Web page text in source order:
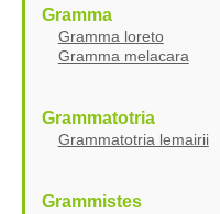
Gramma
Gramma loreto
Gramma melacara
Grammatotria
Grammatotria lemairii
Grammistes